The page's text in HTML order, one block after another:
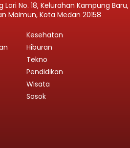
No. 18, Kelurahan Kampung Baru,
Maimun, Kota Medan 20158
Kesehatan
Hiburan
Tekno
Pendidikan
Wisata
Sosok